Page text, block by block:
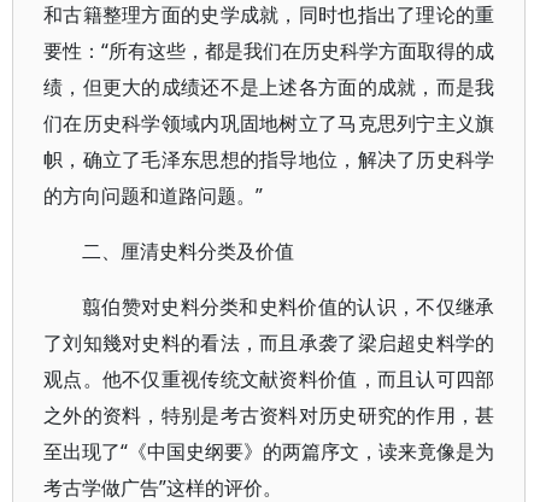
和古籍整理方面的史学成就，同时也指出了理论的重
要性：“所有这些，都是我们在历史科学方面取得的成
绩，但更大的成绩还不是上述各方面的成就，而是我
们在历史科学领域内巩固地树立了马克思列宁主义旗
帜，确立了毛泽东思想的指导地位，解决了历史科学
的方向问题和道路问题。”
二、厘清史料分类及价值
翦伯赞对史料分类和史料价值的认识，不仅继承
了刘知幾对史料的看法，而且承袭了梁启超史料学的
观点。他不仅重视传统文献资料价值，而且认可四部
之外的资料，特别是考古资料对历史研究的作用，甚
至出现了“《中国史纲要》的两篇序文，读来竟像是为
考古学做广告”这样的评价。